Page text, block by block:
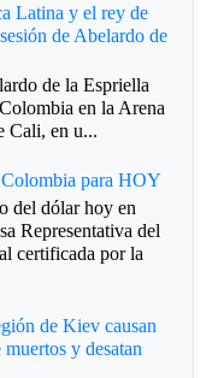
Latina y el rey de
de Abelardo de
de la Espriella
en la Arena
Cali, en u...
para HOY
del dólar hoy en
Representativa del
certificada por la
de Kiev causan
y desatan